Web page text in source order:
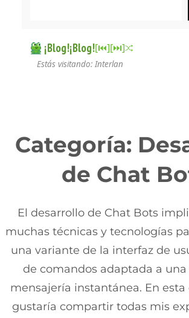
¡Blog!¡Blog![⏮︎][⏭︎]
Estás visitando: Interlan
Categoría:
de Chat
El desarrollo de Chat Bots
muchas técnicas y tecnologías
una variante de la interfaz de
de comandos adaptada a
mensajería instantánea. En
gustaría compartir todas mis